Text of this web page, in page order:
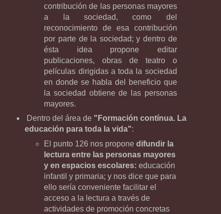
contribución de las personas mayores
a la sociedad, como del
reconocimiento de esa contribución
por parte de la sociedad; y dentro de
ésta idea propone editar
publicaciones, obras de teatro o
películas dirigidas a toda la sociedad
en donde se habla del beneficio que
la sociedad obtiene de las personas
mayores.
Dentro del área de "Formación contínua. La
educación para toda la vida":
El punto 126 nos proponedifundir la
lectura entre las personas mayores
y en espacios escolares: educación
infantil y primaria; y nos dice que para
ello sería conveniente facilitar el
acceso a la lectura a través de
actividades de promoción concretas